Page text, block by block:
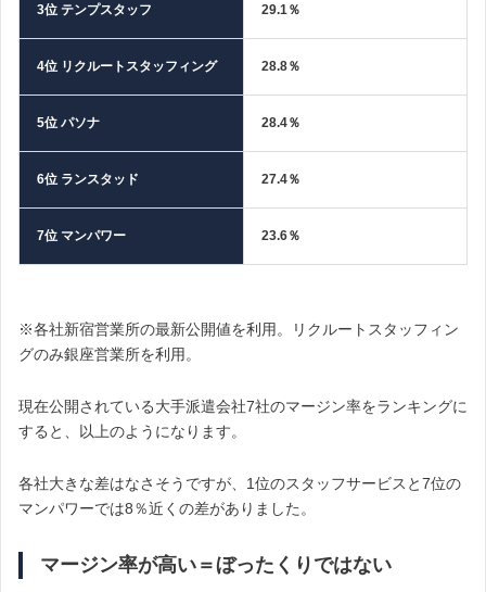
3位 テンプスタッフ 29.1％
4位 リクルートスタッフィング 28.8％
5位 パソナ 28.4％
6位 ランスタッド 27.4％
7位 マンパワー 23.6％
※各社新宿営業所の最新公開値を利用。リクルートスタッフィン
グのみ銀座営業所を利用。
現在公開されている大手派遣会社7社のマージン率をランキングに
すると、以上のようになります。
各社大きな差はなさそうですが、1位のスタッフサービスと7位の
マンパワーでは8％近くの差がありました。
マージン率が高い＝ぼったくりではない